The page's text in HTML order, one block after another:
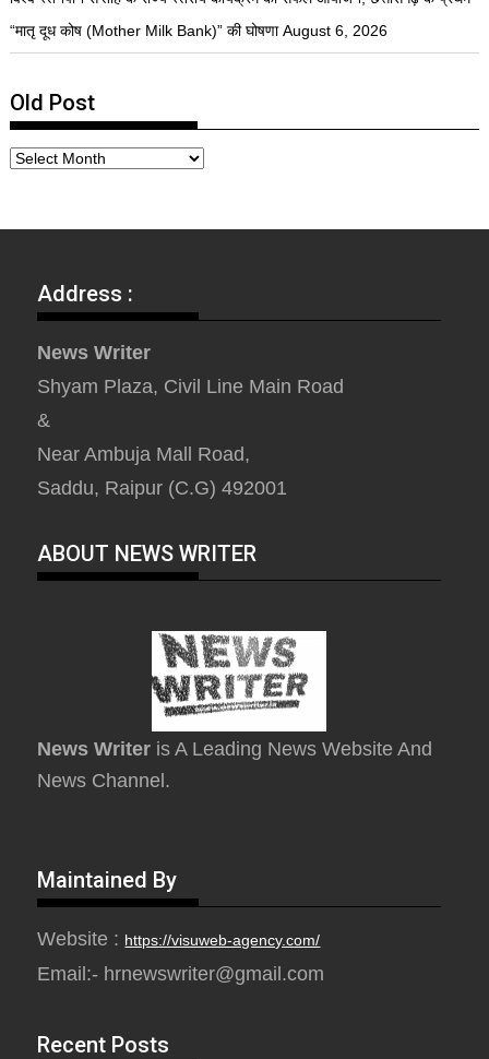
“मातृ दूध कोष (Mother Milk Bank)” की घोषणा August 6, 2026
Old Post
Address :
News Writer
Shyam Plaza, Civil Line Main Road
&
Near Ambuja Mall Road,
Saddu, Raipur (C.G) 492001
ABOUT NEWS WRITER
News Writer is A Leading News Website And
News Channel.
Maintained By
Website : https://visuweb-agency.com/
Email:- hrnewswriter@gmail.com
Recent Posts